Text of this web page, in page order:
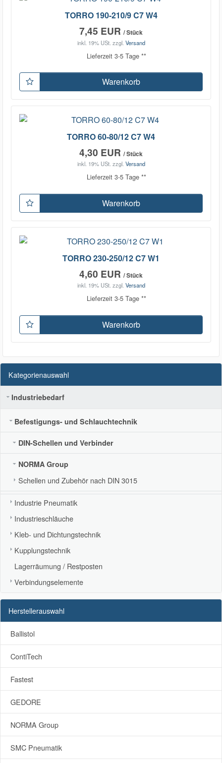
TORRO 190-210/9 C7 W4
7,45 EUR / Stück
inkl. 19% USt. zzgl. Versand
Lieferzeit 3-5 Tage **
Warenkorb
TORRO 60-80/12 C7 W4
4,30 EUR / Stück
inkl. 19% USt. zzgl. Versand
Lieferzeit 3-5 Tage **
Warenkorb
TORRO 230-250/12 C7 W1
4,60 EUR / Stück
inkl. 19% USt. zzgl. Versand
Lieferzeit 3-5 Tage **
Warenkorb
Kategorienauswahl
Industriebedarf
Befestigungs- und Schlauchtechnik
DIN-Schellen und Verbinder
NORMA Group
Schellen und Zubehör nach DIN 3015
Industrie Pneumatik
Industrieschläuche
Kleb- und Dichtungstechnik
Kupplungstechnik
Lagerräumung / Restposten
Verbindungselemente
Herstellerauswahl
Ballistol
ContiTech
Fastest
GEDORE
NORMA Group
SMC Pneumatik